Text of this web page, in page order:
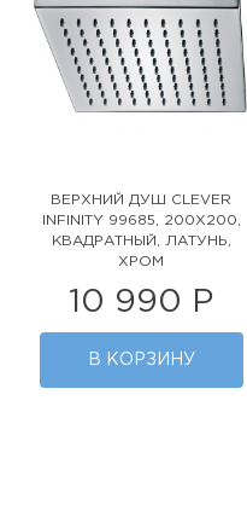
ВЕРХНИЙ ДУШ CLEVER
INFINITY 99685, 200Х200,
КВАДРАТНЫЙ, ЛАТУНЬ,
ХРОМ
10 990 Р
В КОРЗИНУ